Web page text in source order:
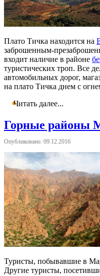
Плато Тичка находится на
заброшенным-
входит наличие в районе
туристических троп. Все
автомобильных дорог,
на плато Тичка днем с
Читать далее...
Горные районы
Опубликовано: 09.12.2016
Туристы, побывавшие в
Другие туристы,